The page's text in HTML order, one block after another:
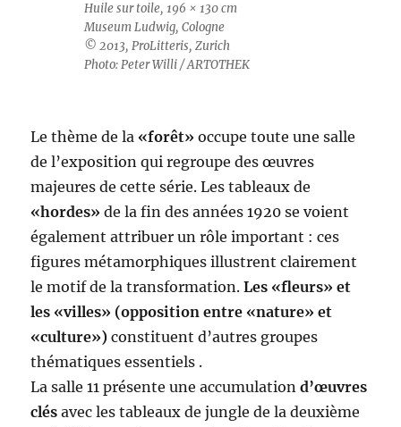
Huile sur toile, 196 × 130 cm
Museum Ludwig, Cologne
© 2013, ProLitteris, Zurich
Photo: Peter Willi / ARTOTHEK
Le thème de la «forêt» occupe toute une salle
de l’exposition qui regroupe des œuvres
majeures de cette série. Les tableaux de
«hordes» de la fin des années 1920 se voient
également attribuer un rôle important : ces
figures métamorphiques illustrent clairement
le motif de la transformation.Les «fleurs» et
les «villes» (opposition entre «nature» et
«culture») constituent d’autres groupes
thématiques essentiels .
La salle 11 présente une accumulationd’œuvres
clés avec les tableaux de jungle de la deuxième